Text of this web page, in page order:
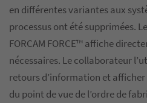
en différentes variantes aux
processus ont été supprimées.
FORCAM FORCE™ affiche
nécessaires. Le collaborateur
retours d’information et
du point de vue de l’ordre de